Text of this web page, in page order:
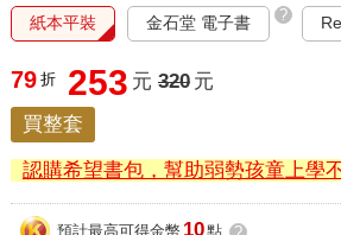
紙本平裝 金石堂 電子書 ?
79 折 253 元 320 元
買整套
認購希望書包，幫助弱勢孩童上學
預計最高可得金幣 10點